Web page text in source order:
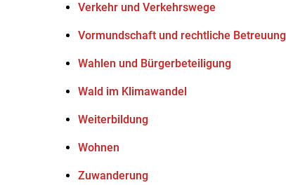
Verkehr und Verkehrswege
Vormundschaft und rechtliche Betreuung
Wahlen und Bürgerbeteiligung
Wald im Klimawandel
Weiterbildung
Wohnen
Zuwanderung